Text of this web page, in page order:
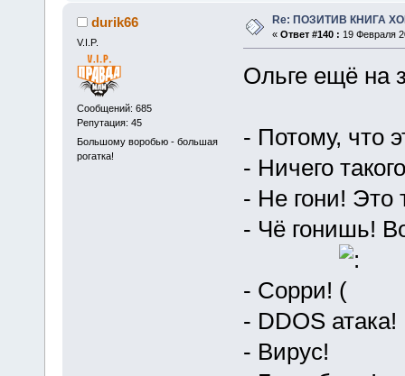
durik66
V.I.P.
Сообщений: 685
Репутация: 45
Большому воробью - большая
рогатка!
Re: ПОЗИТИВ КНИГА
« Ответ #140 : 19 Февраля
Ольге ещё на
- Потому, что
- Ничего
- Не гони! Это
- Чё гонишь!
- Сорри!
- DDOS атака!
- Вирус!